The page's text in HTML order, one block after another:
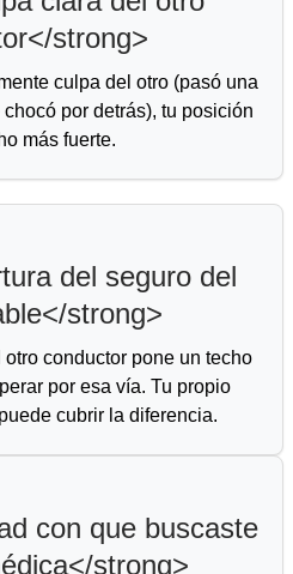
strong>
culpa del otro (pasó una
por detrás), tu posición
más fuerte.
del seguro del
strong>
conductor pone un techo
por esa vía. Tu propio
cubrir la diferencia.
con que buscaste
strong>